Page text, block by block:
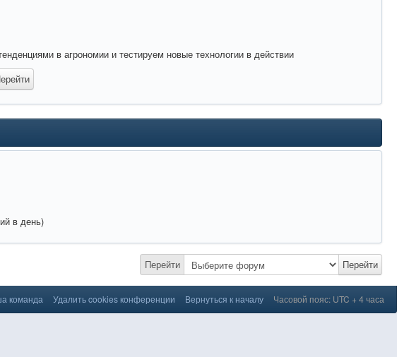
в агрономии и тестируем новые технологии в действии
в день)
Перейти Перейти
команда Удалить cookies конференции Вернуться к началу Часовой пояс: UTC + 4 часа